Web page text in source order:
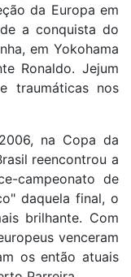
da Europa em
a conquista do
em Yokohama
Ronaldo. Jejum
traumáticas nos
na Copa da
reencontrou a
campeonato de
daquela final, o
brilhante. Com
venceram
os então atuais